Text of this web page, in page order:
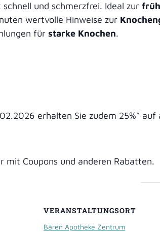
und schmerzfrei. Ideal zur
wertvolle Hinweise zur
für starke Knochen.
erhalten Sie zudem 25%* auf
Coupons und anderen Rabatten.
VERANSTALTUNGSORT
Bären Apotheke Zentrum